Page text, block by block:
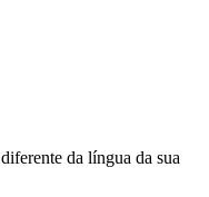
da língua da sua